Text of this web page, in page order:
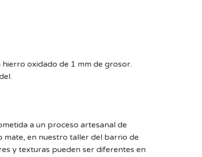
oxidado de 1 mm de grosor.
a un proceso artesanal de
en nuestro taller del barrio de
y texturas pueden ser diferentes en